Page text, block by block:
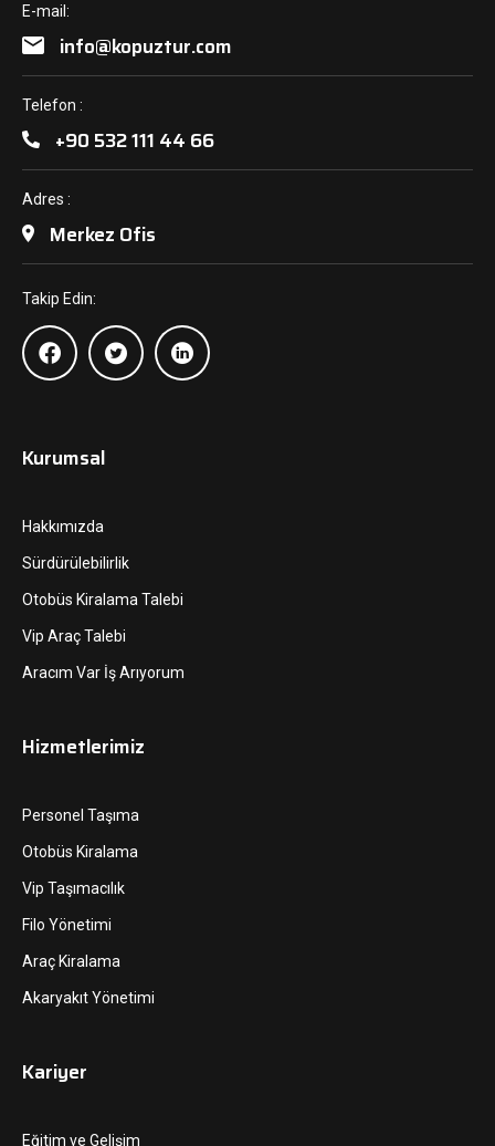
E-mail:
info@kopuztur.com
Telefon :
+90 532 111 44 66
Adres :
Merkez Ofis
Takip Edin:
Kurumsal
Hakkımızda
Sürdürülebilirlik
Otobüs Kiralama Talebi
Vip Araç Talebi
Aracım Var İş Arıyorum
Hizmetlerimiz
Personel Taşıma
Otobüs Kiralama
Vip Taşımacılık
Filo Yönetimi
Araç Kiralama
Akaryakıt Yönetimi
Kariyer
Eğitim ve Gelişim